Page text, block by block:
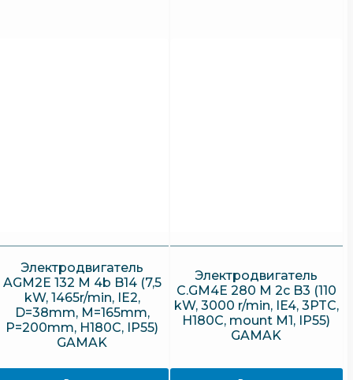
Электродвигатель
AGM2E 132 M 4b B14 (7,5
kW, 1465r/min, IE2,
D=38mm, M=165mm,
P=200mm, H180C, IP55)
GAMAK
Электродвигатель
C.GM4E 280 M 2c B3 (110
kW, 3000 r/min, IE4, 3PTC,
H180C, mount M1, IP55)
GAMAK